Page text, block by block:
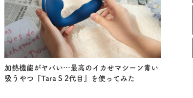
加熱機能がヤバい…最高のイカせマシーン青い
吸うやつ『Tara S 2代目』を使ってみた